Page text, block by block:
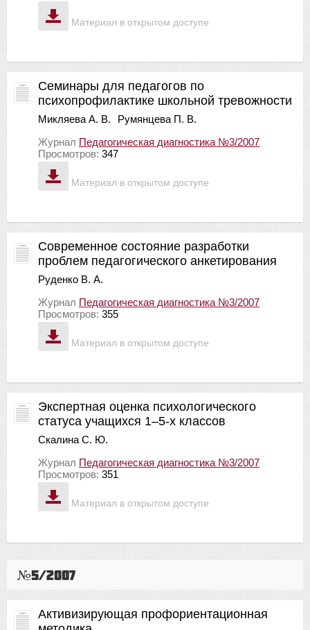
Материал в открытом доступе
Материал в открытом доступе
Семинары для педагогов по
психопрофилактике школьной тревожности
Микляева А. В.
Румянцева П. В.
Журнал Педагогическая диагностика №3/2007
Просмотров: 347
Материал в открытом доступе
Современное состояние разработки
проблем педагогического анкетирования
Руденко В. А.
Журнал Педагогическая диагностика №3/2007
Просмотров: 355
Материал в открытом доступе
Экспертная оценка психологического
статуса учащихся 1–5-х классов
Скалина С. Ю.
Журнал Педагогическая диагностика №3/2007
Просмотров: 351
№5/2007
Активизирующая профориентационная